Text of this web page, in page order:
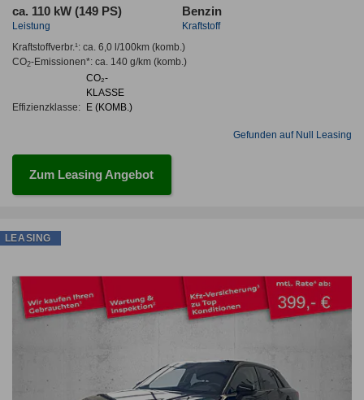
ca. 110 kW (149 PS)
Leistung
Benzin
Kraftstoff
Kraftstoffverbr.¹: ca. 6,0 l/100km(komb.)
CO2-Emissionen*: ca. 140 g/km(komb.)
Effizienzklasse:
CO₂-
KLASSE
E (KOMB.)
Gefunden auf Null Leasing
Zum Leasing Angebot
LEASING